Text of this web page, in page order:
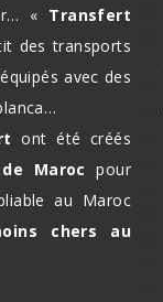
« Transfert
des transports
avec des
ont été créés
Maroc pour
au Maroc
chers au